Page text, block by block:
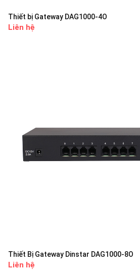
Thiết bị Gateway DAG1000-4O
Liên hệ
Thiết Bị Gateway Dinstar DAG1000-8O
Liên hệ